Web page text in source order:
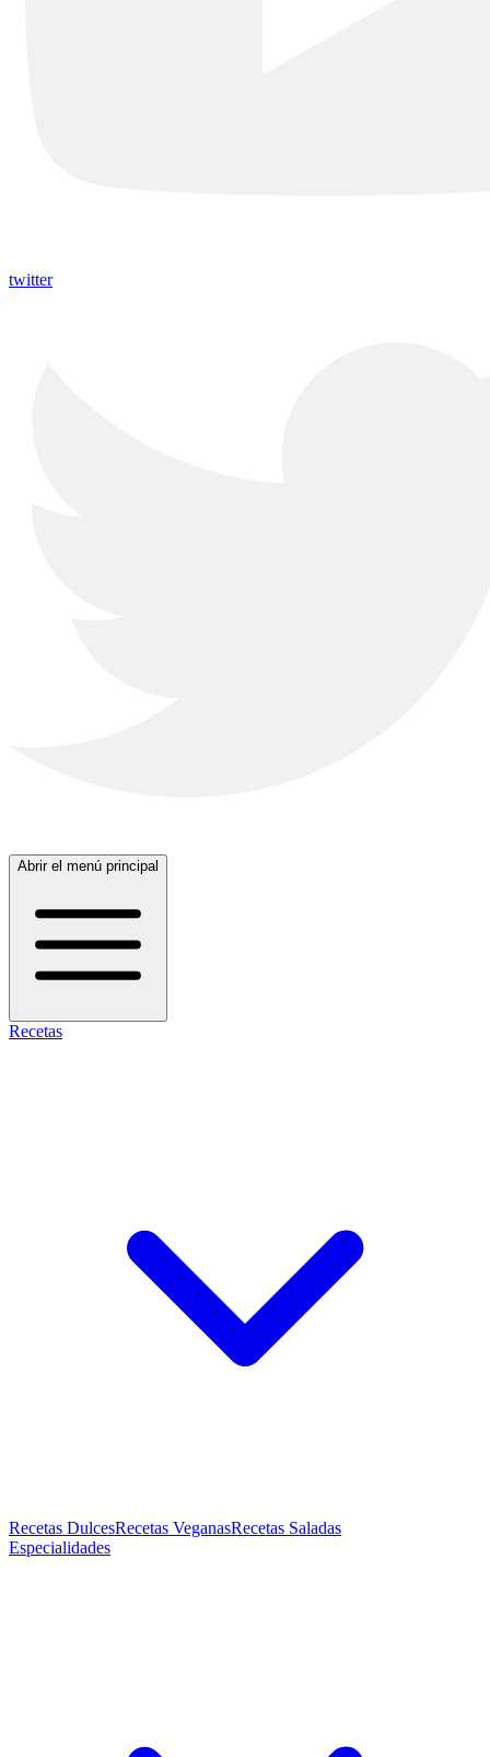
twitter
Abrir el menú principal
Recetas
Recetas DulcesRecetas VeganasRecetas Saladas
Especialidades